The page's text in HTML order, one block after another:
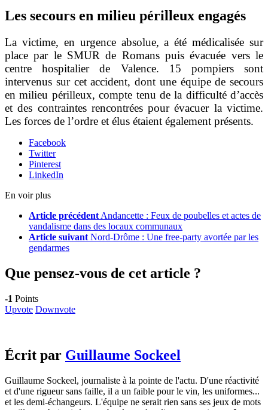
Les secours en milieu périlleux engagés
La victime, en urgence absolue, a été médicalisée sur
place par le SMUR de Romans puis évacuée vers le
centre hospitalier de Valence. 15 pompiers sont
intervenus sur cet accident, dont une équipe de secours
en milieu périlleux, compte tenu de la difficulté d’accès
et des contraintes rencontrées pour évacuer la victime.
Les forces de l’ordre et élus étaient également présents.
Facebook
Twitter
Pinterest
LinkedIn
En voir plus
Article précédent Andancette : Feux de poubelles et actes de
vandalisme dans des locaux communaux
Article suivant Nord-Drôme : Une free-party avortée par les
gendarmes
Que pensez-vous de cet article ?
-1 Points
Upvote Downvote
Écrit par Guillaume Sockeel
Guillaume Sockeel, journaliste à la pointe de l'actu. D'une réactivité
et d'une rigueur sans faille, il a un faible pour le vin, les uniformes...
et les demi-échangeurs. L'équipe ne serait rien sans ses jeux de mots